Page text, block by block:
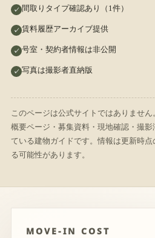
間取りタイプ確認あり（1件）
賃料履歴アーカイブ提供
号室・契約者情報は非公開
写真は撮影者直納版
このページは公式サイトではありません
概要ページ・募集資料・現地確認・撮
ている建物ガイドです。情報は更新時
る可能性があります。
MOVE-IN COST